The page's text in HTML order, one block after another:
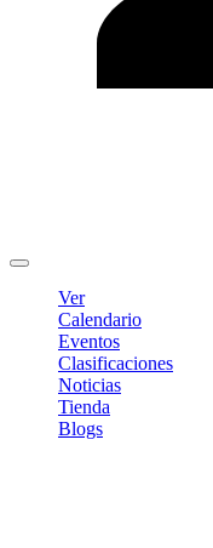
Ver
Calendario
Eventos
Clasificaciones
Noticias
Tienda
Blogs